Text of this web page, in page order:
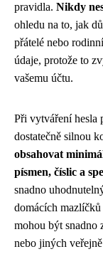
pravidla. Nikdy
ohledu na to, jak
přátelé nebo
údaje, protože to
vašemu účtu.
Při vytváření hesla
dostatečně silnou
obsahovat
písmen, číslic a
snadno
domácích
mohou být snadno
nebo jiných